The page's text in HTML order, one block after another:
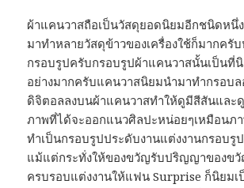
ผ้าแคนวาสถือเป็นวัสดุยอดนิยมอีกชนิดหนึ่
มาทำหลายวัสดุข้าวของเครื่องใช้ก็มากครั
กรอบรูปครับกรอบรูปผ้าแคนวาสนั้นเป็นที่
อย่างมากครับแคนวาสนิยมนำมาทำกรอบ
ดิจิตอลลงบนผ้าแคนวาสทำให้ดูมีสีสันและ
ภาพที่ได้จะออกแนวศิลปะหน่อยๆเหมือนภ
ทำเป็นกรอบรูปประดับงานแต่งงานกรอบรู
แม้แต่กระทั่งให้ของขวัญรับปริญญาของขวั
ครบรอบแต่งงานให้แฟน Surprise ก็นิยมเ